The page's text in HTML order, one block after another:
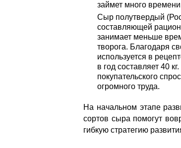
займет много
Сыр полутвердый
составляющей
занимает меньше
творога. Благодаря
используется в
в год составляет 40
покупательского
огромного труда.
На начальном этапе
сортов сыра помогут
гибкую стратегию